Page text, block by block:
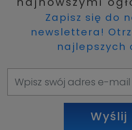
Zapisz się do
newslettera!
najlepszych
Wyślij